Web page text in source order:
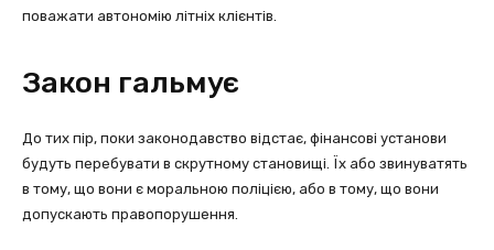
поважати автономію літніх клієнтів.
Закон гальмує
До тих пір, поки законодавство відстає, фінансові установи
будуть перебувати в скрутному становищі. Їх або звинуватять
в тому, що вони є моральною поліцією, або в тому, що вони
допускають правопорушення.